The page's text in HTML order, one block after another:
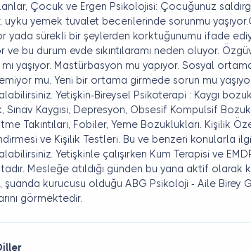
Çocuk ve Ergen Psikolojisi: Çocuğunuz
uyku yemek tuvalet becerilerinde sorunmu
yada sürekli bir şeylerden korktuğunumu ifade
ve bu durum evde sıkıntılaramı neden oluyor.
mı yaşıyor. Mastürbasyon mu yapıyor. Sosyal
mu. Yeni bir ortama girmede sorun mu
Yetişkin-Bireysel Psikoterapi : Kaygı
Sınav Kaygısı, Depresyon, Obsesif Kompulsif
Takıntıları, Fobiler, Yeme Bozuklukları. Kişilik
ve Kişilik Testleri. Bu ve benzeri konularla ilgili
Yetişkinle çalışırken Kum Terapisi ve
Mesleğe atıldığı günden bu yana aktif olarak
şuanda kurucusu olduğu ABG Psikoloji - Aile Birey
görmektedir.